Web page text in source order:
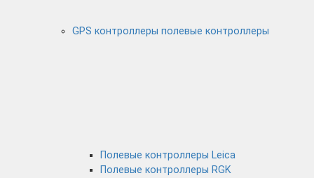
GPS контроллеры полевые контроллеры
Полевые контроллеры Leica
Полевые контроллеры RGK